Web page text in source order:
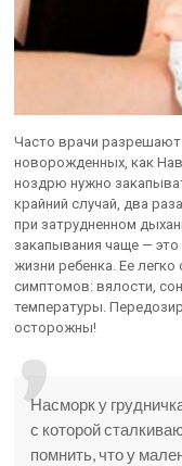
Часто врачи разрешают
новорожденных, как
ноздрю нужно
крайний случай, два
при затрудненном
закапывания чаще —
жизни ребенка. Ее
симптомов: вялости,
температуры.
осторожны!
Насморк у
с которой
помнить, что у